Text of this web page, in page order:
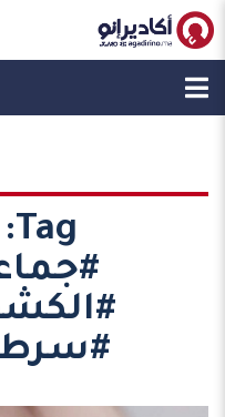
Tag: